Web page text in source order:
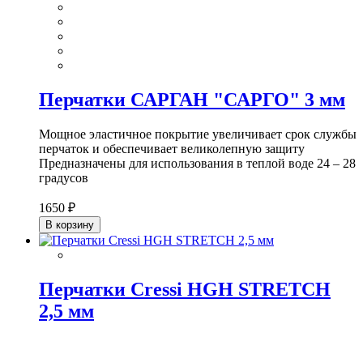
Перчатки САРГАН "САРГО" 3 мм
Мощное эластичное покрытие увеличивает срок службы
перчаток и обеспечивает великолепную защиту
Предназначены для использования в теплой воде 24 – 28
градусов
1650 ₽
В корзину
Перчатки Cressi HGH STRETCH
2,5 мм